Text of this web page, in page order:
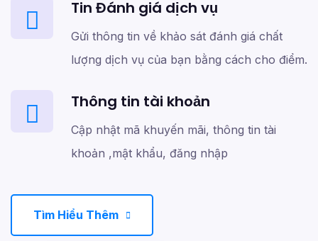
Tin Đánh giá dịch vụ
Gửi thông tin về khảo sát đánh giá chất
lượng dịch vụ của bạn bằng cách cho điểm.
Thông tin tài khoản
Cập nhật mã khuyến mãi, thông tin tài
khoản ,mật khẩu, đăng nhập
Tìm Hiểu Thêm